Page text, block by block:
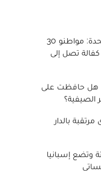
تأشيرة الدخول للولايات المتحدة: مواطنو 30
تصل إلى
هل حافظت على
الصيفية؟
بالدار
وتضع إسبانيا